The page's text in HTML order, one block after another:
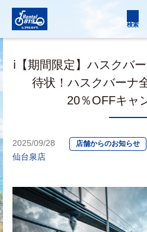
検索
ℹ️【期間限定】ハスクバ
待状！ハスクバーナ
20％OFFキャ
2025/09/28 店舗からのお知らせ
仙台泉店